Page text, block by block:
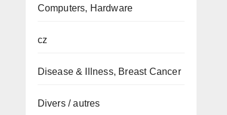
Computers, Hardware
cz
Disease & Illness, Breast Cancer
Divers / autres